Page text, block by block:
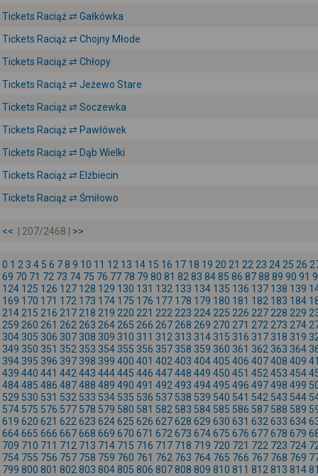
Tickets Raciąż ⇄ Gałkówka
Tickets Raciąż ⇄ Chojny Młode
Tickets Raciąż ⇄ Chłopy
Tickets Raciąż ⇄ Jeżewo Stare
Tickets Raciąż ⇄ Soczewka
Tickets Raciąż ⇄ Pawłówek
Tickets Raciąż ⇄ Dąb Wielki
Tickets Raciąż ⇄ Elżbiecin
Tickets Raciąż ⇄ Śmiłowo
<< | 207/2468 | >>
0 1 2 3 4 5 6 78 9 10 11 12 13 14 15 16 17 18 19 20 21 22 23 24 25 26
69 70 71 72 73 74 75 76 77 78 79 80 81 82 83 8485 86 8788 89 90 91
124 125 126 127 128 129 130 131 132 133 134 135 136 137 138 139
169 170 171 172 173 174 175 176 177 178 179 180 181 182 183 184
214 215 216 217 218 219 220 221 222 223 224 225 226 227 228 229
259 260 261 262 263 264 265 266 267 268 269 270 271 272 273 274
304 305 306 307 308 309 310 311 312 313 314 315 316 317 318 319
349 350 351 352 353 354 355 356 357 358 359 360 361 362 363 364
394 395 396 397 398 399 400 401 402 403 404405 406 407408 409
439 440 441 442 443 444445 446 447448 449 450 451 452 453 454
484485 486 487488 489 490 491 492 493 494495 496 497498 499
529 530 531 532 533 534 535 536 537 538 539 540 541 542 543 544
574 575 576 577 578 579 580 581 582 583 584 585 586 587 588 589
619 620 621 622 623 624625 626 627628 629 630 631 632 633 634
664665 666 667668 669 670 671 672 673 674675 676 677678 679
709 710 711 712 713 714 715 716 717 718 719 720 721 722 723 724
754 755 756 757 758 759 760 761 762 763 764 765 766 767 768 769
799 800 801 802 803 804805 806 807808 809 810 811 812 813 814